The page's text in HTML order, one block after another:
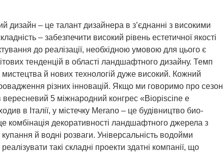
дизайн – це талант дизайнера в з’єднанні з високими
– забезпечити високий рівень естетичної якості
до реалізації, необхідною умовою для цього є
тенденцій в області ландшафтного дизайну. Темп
й нових технологій дуже високий. Кожний
різних інновацій. Якщо ми говоримо про сезон
вересневий 5 міжнародний конгрес «Biopiscine e
в Італії, у містечку Merano – це будівництво био-
комбінація декоративності ландшафтного джерела з
й водні розваги. Універсальність водойми
такі складні проекти здатні компанії, що